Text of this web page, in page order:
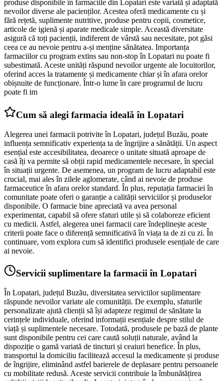
produse disponibile în farmaciile din Lopatari este variată și adaptată
nevoilor diverse ale pacienților. Acestea oferă medicamente cu și
fără rețetă, suplimente nutritive, produse pentru copii, cosmetice,
articole de igienă și aparate medicale simple. Această diversitate
asigură că toți pacienții, indiferent de vârstă sau necesitate, pot găsi
ceea ce au nevoie pentru a-și menține sănătatea. Importanța
farmaciilor cu program extins sau non-stop în Lopatari nu poate fi
subestimată. Aceste unități răspund nevoilor urgente ale locuitorilor,
oferind acces la tratamente și medicamente chiar și în afara orelor
obișnuite de funcționare. Într-o lume în care programul de lucru
poate fi im
Cum să alegi farmacia ideală în Lopatari
Alegerea unei farmacii potrivite în Lopatari, județul Buzău, poate
influența semnificativ experiența ta de îngrijire a sănătății. Un aspect
esențial este accesibilitatea, deoarece o unitate situată aproape de
casă îți va permite să obții rapid medicamentele necesare, în special
în situații urgente. De asemenea, un program de lucru adaptabil este
crucial, mai ales în zilele aglomerate, când ai nevoie de produse
farmaceutice în afara orelor standard. În plus, reputația farmaciei în
comunitate poate oferi o garanție a calității serviciilor și produselor
disponibile. O farmacie bine apreciată va avea personal
experimentat, capabil să ofere sfaturi utile și să colaboreze eficient
cu medicii. Astfel, alegerea unei farmacii care îndeplinește aceste
criterii poate face o diferență semnificativă în viața ta de zi cu zi. În
continuare, vom explora cum să identifici produsele esențiale de care
ai nevoie.
Servicii suplimentare la farmacii în Lopatari
În Lopatari, județul Buzău, diversitatea serviciilor suplimentare
răspunde nevoilor variate ale comunității. De exemplu, sfaturile
personalizate ajută clienții să își adapteze regimul de sănătate la
cerințele individuale, oferind informații esențiale despre stilul de
viață și suplimentele necesare. Totodată, produsele pe bază de plante
sunt disponibile pentru cei care caută soluții naturale, având la
dispoziție o gamă variată de tincturi și ceaiuri benefice. În plus,
transportul la domiciliu facilitează accesul la medicamente și produse
de îngrijire, eliminând astfel barierele de deplasare pentru persoanele
cu mobilitate redusă. Aceste servicii contribuie la îmbunătățirea